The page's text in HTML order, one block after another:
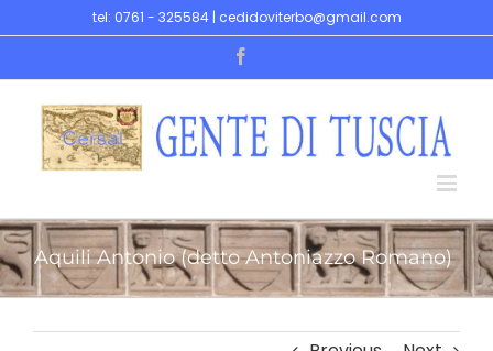
to
tel: 0761 - 325584 | cedidoviterbo@gmail.com
Aquili Antonio (detto Antoniazzo Romano)